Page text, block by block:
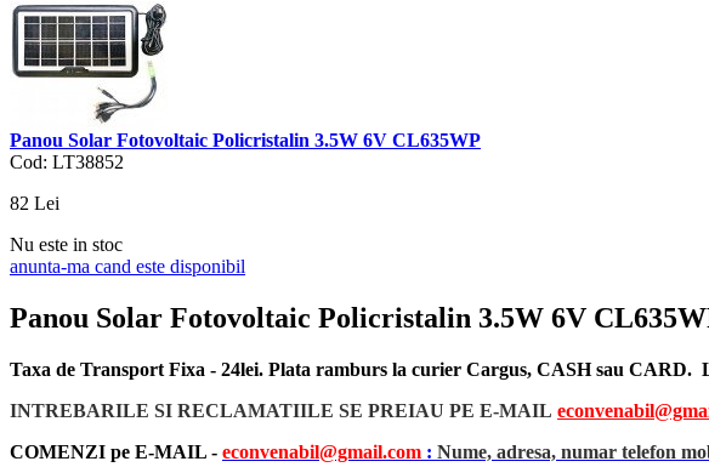
Panou Solar Fotovoltaic Policristalin 3.5W 6V CL635WP
Cod: LT38852
82 Lei
Nu este in stoc
anunta-ma cand este disponibil
Panou Solar Fotovoltaic Policristalin 3.5W 6V
Taxa de Transport Fixa - 24lei. Plata ramburs la curier Cargus, CASH sau CARD.
INTREBARILE SI RECLAMATIILE SE PREIAU PE E-MAIL
COMENZI pe E-MAIL - econvenabil@gmail.com : Nume, adresa, numar telefon